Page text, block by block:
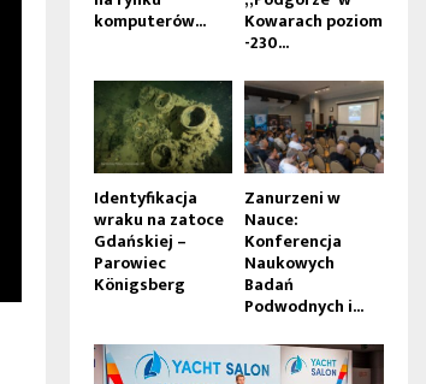
komputerów... Kowarach poziom
-230...
Identyfikacja
wraku na zatoce
Gdańskiej –
Parowiec
Königsberg
Zanurzeni w
Nauce:
Konferencja
Naukowych
Badań
Podwodnych i...